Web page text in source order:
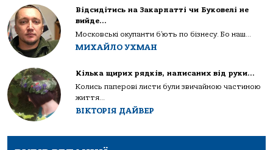
Відсидітись на Закарпатті чи Буковелі не
вийде…
Московські окупанти б’ють по бізнесу. Бо наш...
МИХАЙЛО УХМАН
Кілька щирих рядків, написаних від руки…
Колись паперові листи були звичайною частиною
життя...
ВІКТОРІЯ ДАЙВЕР